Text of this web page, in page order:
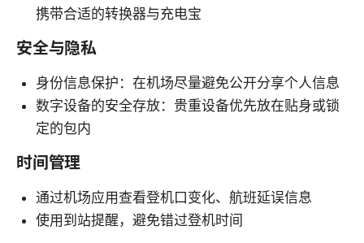
携带合适的转换器与充电宝
安全与隐私
身份信息保护：在机场尽量避免公开分享个人信息
数字设备的安全存放：贵重设备优先放在贴身或锁
定的包内
时间管理
通过机场应用查看登机口变化、航班延误信息
使用到站提醒，避免错过登机时间